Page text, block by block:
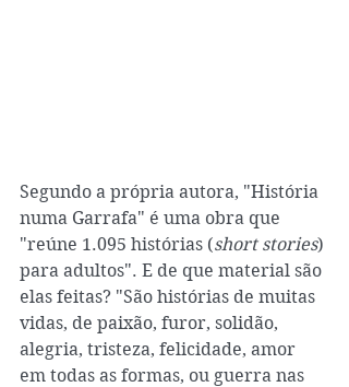
Segundo a própria autora, "História
numa Garrafa" é uma obra que
"reúne 1.095 histórias (short stories)
para adultos". E de que material são
elas feitas? "São histórias de muitas
vidas, de paixão, furor, solidão,
alegria, tristeza, felicidade, amor
em todas as formas, ou guerra nas